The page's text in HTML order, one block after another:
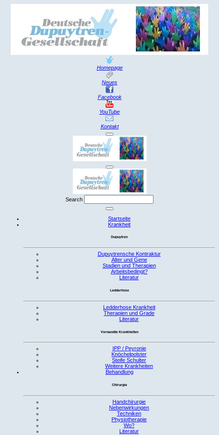
Homepage
Neues
Facebook
YouTube
Kontakt
Search
Startseite
Krankheit
Dupuytren
Dupuytrensche Kontraktur
Alter und Gene
Stadien und Therapien
Arbeitsbedingt?
Literatur
Ledderhose
Ledderhose Krankheit
Therapien und Grade
Literatur
Verwandte Krankheiten
IPP / Peyronie
Knöchelpolster
Steife Schulter
Weitere Krankheiten
Behandlung
Chirurgie
Handchirurgie
Nebenwirkungen
Techniken
Physiotherapie
Wo?
Literatur